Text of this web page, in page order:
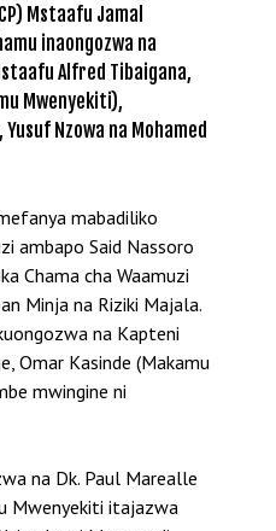
Mstaafu Jamal
inaongozwa na
Alfred Tibaigana,
Mwenyekiti),
Nzowa na Mohamed
mabadiliko
ambapo Said Nassoro
Chama cha Waamuzi
Minja na Riziki Majala.
na Kapteni
Omar Kasinde (Makamu
mwingine ni
na Dk. Paul Marealle
Mwenyekiti itajazwa